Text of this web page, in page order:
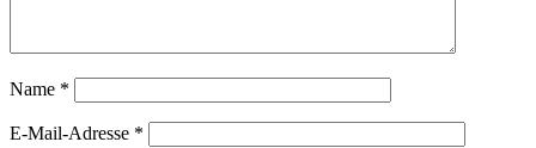
Name *
E-Mail-Adresse *